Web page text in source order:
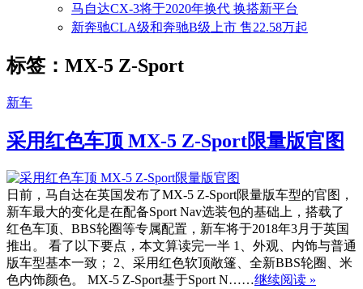
马自达CX-3将于2020年换代 换搭新平台
新奔驰CLA级和奔驰B级上市 售22.58万起
标签：MX-5 Z-Sport
新车
采用红色车顶 MX-5 Z-Sport限量版官图
日前，马自达在英国发布了MX-5 Z-Sport限量版车型的官图，
新车最大的变化是在配备Sport Nav选装包的基础上，搭载了
红色车顶、BBS轮圈等专属配置，新车将于2018年3月于英国
推出。 看了以下要点，本文算读完一半 1、外观、内饰与普通
版车型基本一致； 2、采用红色软顶敞篷、全新BBS轮圈、米
色内饰颜色。 MX-5 Z-Sport基于Sport N……继续阅读 »